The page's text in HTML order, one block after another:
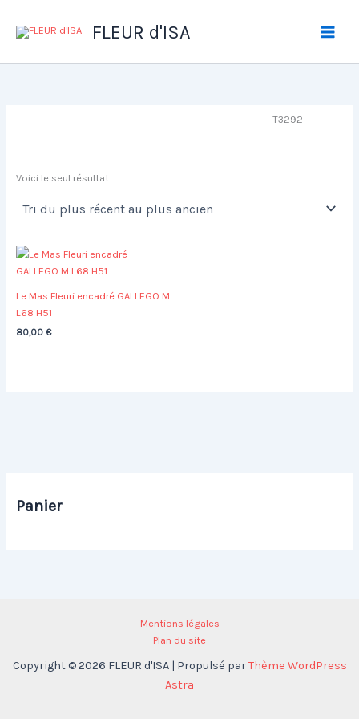
contenu
FLEUR d'ISA
T3292
Voici le seul résultat
Le Mas Fleuri encadré GALLEGO M
L68 H51
80,00 €
Panier
Mentions légales
Plan du site
Copyright © 2026 FLEUR d'ISA | Propulsé parThème WordPress
Astra